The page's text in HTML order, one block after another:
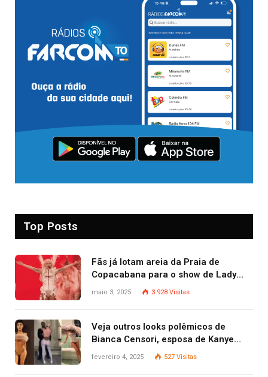
Top Posts
Fãs já lotam areia da Praia de
Copacabana para o show de Lady
Gaga
maio 3, 2025 3.928 Visitas
Veja outros looks polêmicos de
Bianca Censori, esposa de Kanye
West que apareceu nua no Grammy
fevereiro 4, 2025 527 Visitas